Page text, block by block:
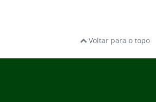
Voltar para o topo